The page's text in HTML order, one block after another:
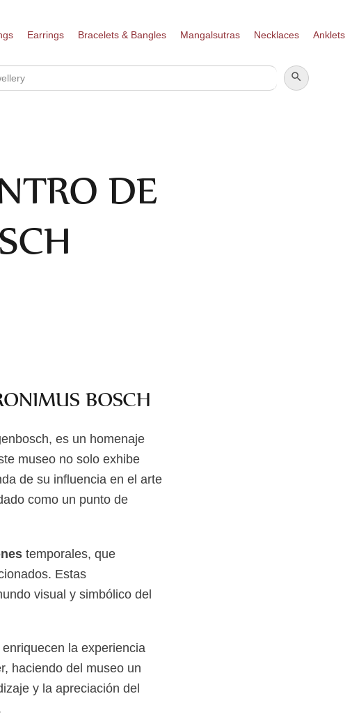
Earrings Bracelets & Bangles Mangalsutras Necklaces Anklets
SEARCH
FOR:
SEARCH BUTTON
DE
BOSCH
es un homenaje
museo no solo exhibe
de su influencia en el arte
como un punto de
temporales, que
Estas
visual y simbólico del
la experiencia
haciendo del museo un
y la apreciación del